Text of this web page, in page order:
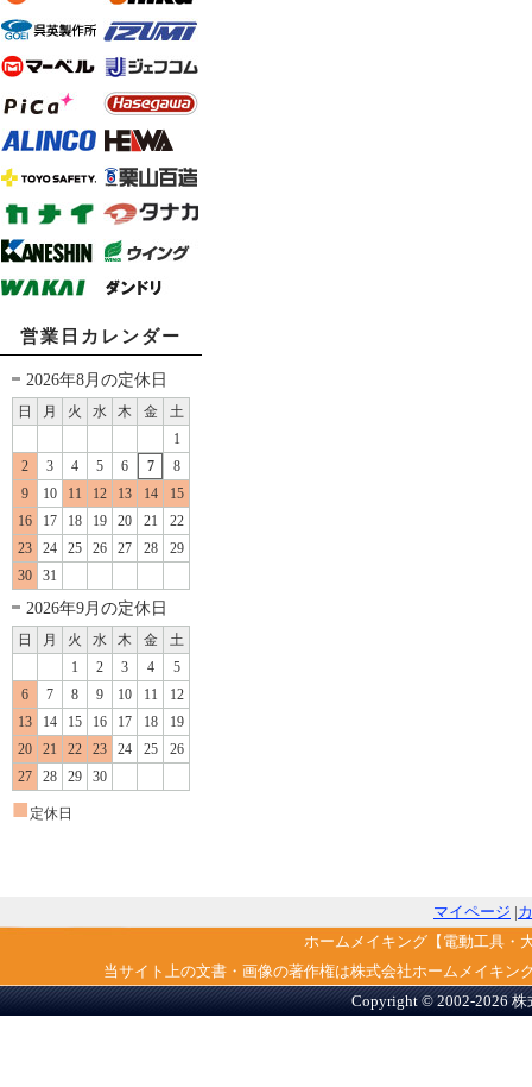
営業日カレンダー
2026年8月の定休日
日 月 火 水 木 金
土
1
2
3 4 5 6 7
8
9
10 11 12 13 14
15
16
17 18 19 20 21
22
23
24 25 26 27 28
29
30
31
2026年9月の定休日
日 月 火 水 木 金
土
1
2 3 4
5
6
7 8 9 10 11
12
13
14 15 16 17 18
19
20
21 22 23 24 25
26
27
28 29 30
■ 定休日
マイページ |
ホームメイキング【電動工具・
当サイト上の文書・画像の著作権は株式会社ホームメイキ
Copyright © 2002-2026